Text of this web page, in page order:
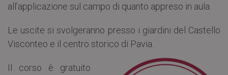
all’applicazione sul campo di quanto appreso in aula.
Le uscite si svolgeranno presso i giardini del Castello
Visconteo e il centro storico di Pavia.
Il corso è gratuito